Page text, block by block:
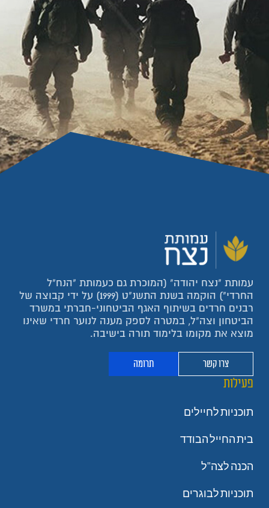
עמותת "נצח יהודה" (המוכרת גם כעמותת "הנח"ל
החרדי") הוקמה בשנת התשנ"ט (1999) על ידי קבוצה של
רבנים חרדים בשיתוף האגף הביטחוני-חברתי במשרד
הביטחון וצה"ל, במטרה לספק מענה לנוער חרדי שאינו
מוצא את מקומו בלימוד תורה בישיבה.
צרו קשר תרומה
פעילות
תוכניות לחיילים
בית החייל הבודד
הכנה לצה"ל
תוכניות לבוגרים